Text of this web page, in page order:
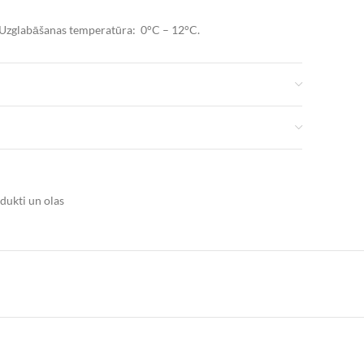
temperatūra: 0°C – 12°C.
4.8g
Akcijas preču daudzums ir ierobežots.
un olas